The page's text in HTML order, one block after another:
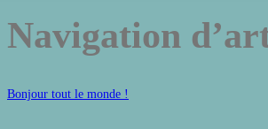
Navigation
Bonjour tout le monde !